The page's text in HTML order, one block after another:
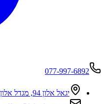
077-997-6892
יגאל אלון 94, מגדל אלון 2 קומה 31 תל אביב